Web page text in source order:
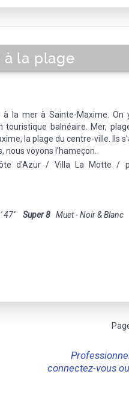
à la plage
à la mer à Sainte-Maxime. On
touristique balnéaire. Mer,
la plage du centre-ville. Ils
nous voyons l'hameçon.
d'Azur / Villa La Motte /
47'' Super 8 Muet - Noir & Blanc
connectez-vous